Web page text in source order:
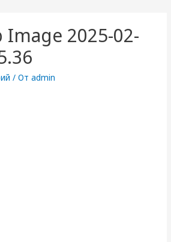
2025-02-
/ От admin